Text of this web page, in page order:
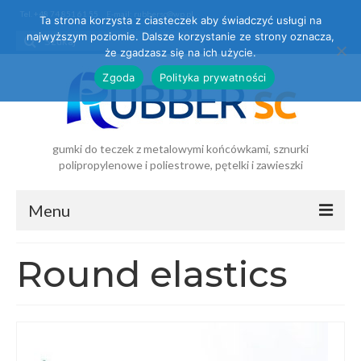
gumki do teczek z metalowymi końcówkami, sznurki
polipropylenowe i poliestrowe, pętelki i zawieszki
Menu
główna
O firmie
Round elastics
Ta strona korzysta z ciasteczek aby świadczyć usługi na
najwyższym poziomie. Dalsze korzystanie ze strony oznacza,
że zgadzasz się na ich użycie.
Zgoda
Polityka prywatności